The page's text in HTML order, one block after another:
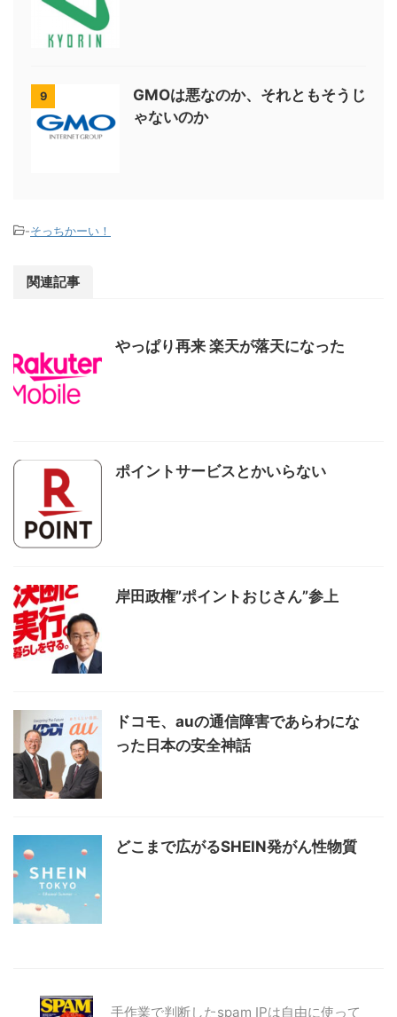
9
GMOは悪なのか、それともそうじ
ゃないのか
-そっちかーい！
関連記事
やっぱり再来 楽天が落天になった
ポイントサービスとかいらない
岸田政権”ポイントおじさん”参上
ドコモ、auの通信障害であらわにな
った日本の安全神話
どこまで広がるSHEIN発がん性物質
手作業で判断したspam IPは自由に使って